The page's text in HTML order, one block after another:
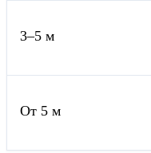
3–5 м
От 5 м